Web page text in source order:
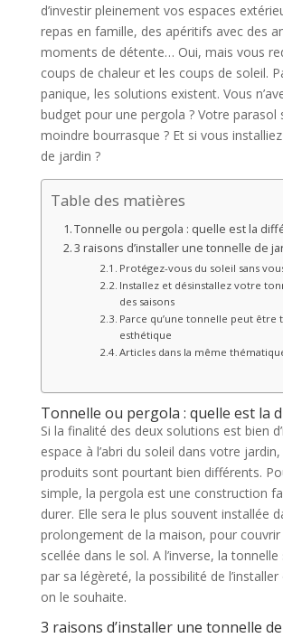
d’investir pleinement vos espaces
repas en famille, des apéritifs avec des
moments de détente… Oui, mais vous
coups de chaleur et les coups de soleil.
panique, les solutions existent. Vous
budget pour une pergola ? Votre parasol
moindre bourrasque ? Et si vous
de jardin ?
Table des matières
Tonnelle ou pergola : quelle est la
3 raisons d’installer une tonnelle de
Protégez-vous du soleil sans
Installez et désinstallez votre
des saisons
Parce qu’une tonnelle peut être
esthétique
Articles dans la même
Tonnelle ou pergola : quelle est la
Si la finalité des deux solutions est bien
espace à l’abri du soleil dans votre
produits sont pourtant bien différents.
simple, la pergola est une construction
durer. Elle sera le plus souvent installée
prolongement de la maison, pour couvrir
scellée dans le sol. A l’inverse, la
par sa légèreté, la possibilité de
on le souhaite.
3 raisons d’installer une tonnelle